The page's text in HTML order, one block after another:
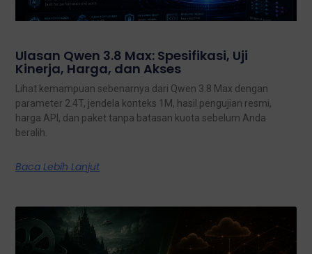
Ulasan Qwen 3.8 Max: Spesifikasi, Uji
Kinerja, Harga, dan Akses
Lihat kemampuan sebenarnya dari Qwen 3.8 Max dengan
parameter 2.4T, jendela konteks 1M, hasil pengujian resmi,
harga API, dan paket tanpa batasan kuota sebelum Anda
beralih.
Baca Lebih Lanjut